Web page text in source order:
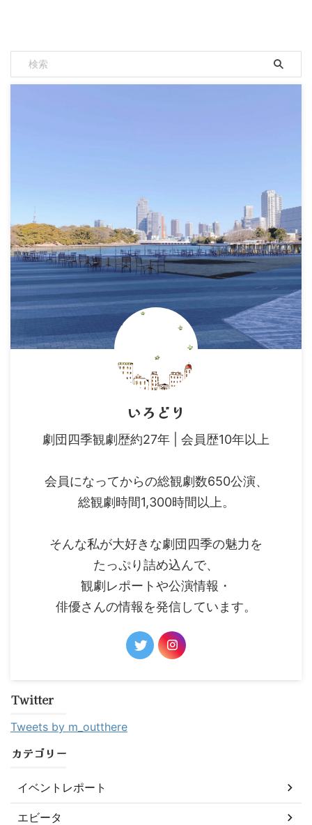
いろどり
劇団四季観劇歴約27年 | 会員歴10年以上
会員になってからの総観劇数650公演、
総観劇時間1,300時間以上。
そんな私が大好きな劇団四季の魅力を
たっぷり詰め込んで、
観劇レポートや公演情報・
俳優さんの情報を発信しています。
Twitter
Tweets by m_outthere
カテゴリー
イベントレポート
エビータ